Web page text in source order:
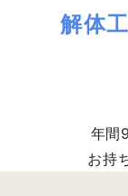
解体
年間
お持